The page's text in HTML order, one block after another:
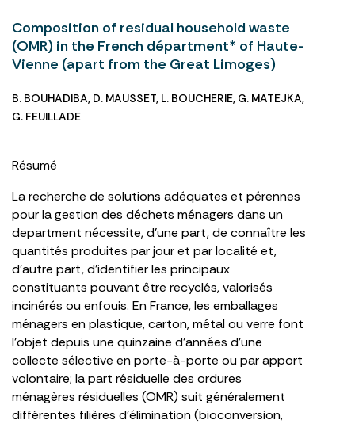
Composition of residual household waste
(OMR) in the French départment* of Haute-
Vienne (apart from the Great Limoges)
B. BOUHADIBA, D. MAUSSET, L. BOUCHERIE, G. MATEJKA,
G. FEUILLADE
Résumé
La recherche de solutions adéquates et pérennes
pour la gestion des déchets ménagers dans un
department nécessite, d’une part, de connaître les
quantités produites par jour et par localité et,
d’autre part, d’identifier les principaux
constituants pouvant être recyclés, valorisés
incinérés ou enfouis. En France, les emballages
ménagers en plastique, carton, métal ou verre font
l’objet depuis une quinzaine d’années d’une
collecte sélective en porte-à-porte ou par apport
volontaire; la part résiduelle des ordures
ménagères résiduelles (OMR) suit généralement
différentes filières d’élimination (bioconversion,